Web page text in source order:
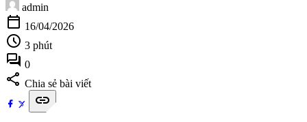
admin
calendar_today 16/04/2026
schedule 3 phút
forum 0
share Chia sẻ bài viết
link